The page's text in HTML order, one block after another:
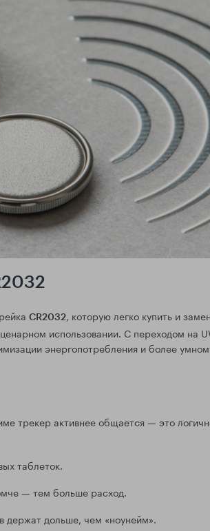
CR2032, которую легко купить и
использовании. С переходом на
энергопотребления и более
трекер активнее общается — это
таблеток.
— тем больше расход.
держат дольше, чем «ноунейм».